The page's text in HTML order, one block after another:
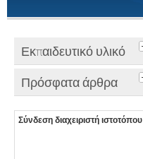
Εκπαιδευτικό υλικό
Πρόσφατα άρθρα
Σύνδεση διαχειριστή ιστοτόπου